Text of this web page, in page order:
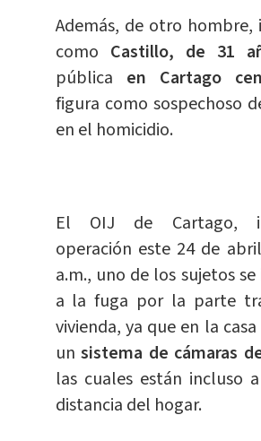
Además, de otro hombre,
como Castillo, de 31
pública en Cartago
figura como sospechoso
en el homicidio.
El OIJ de Cartago,
operación este 24 de
a.m., uno de los sujetos
a la fuga por la parte
vivienda, ya que en la
unsistema de cámaras
las cuales están incluso
distancia del hogar.